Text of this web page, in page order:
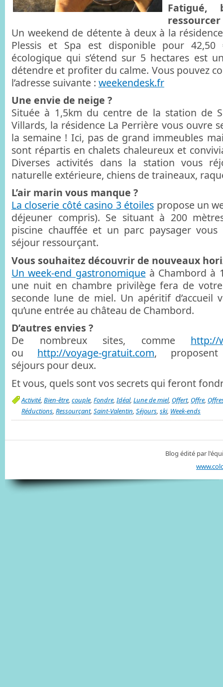
Fatigué,
ressourcer
Un weekend de détente à deux à la
Plessis et Spa est disponible pour 42,50
écologique qui s’étend sur 5 hectares est
détendre et profiter du calme. Vous pouvez
l’adresse suivante : weekendesk.fr
Une envie de neige ?
Située à 1,5km du centre de la station de
Villards, la résidence La Perrière vous ouvre
la semaine ! Ici, pas de grand immeubles
sont répartis en chalets chaleureux et
Diverses activités dans la station vous
naturelle extérieure, chiens de traineaux,
L’air marin vous manque ?
La closerie côté casino 3 étoiles propose un
déjeuner compris). Se situant à 200
piscine chauffée et un parc paysager
séjour ressourçant.
Vous souhaitez découvrir de nouveaux
Un week-end gastronomique à Chambord à
une nuit en chambre privilège fera de
seconde lune de miel. Un apéritif d’accueil
qu’une entrée au château de Chambord.
D’autres envies ?
De nombreux sites, comme http://
ou http://voyage-gratuit.com, proposent
séjours pour deux.
Et vous, quels sont vos secrets qui feront
Activité, Bien-être, couple, Fondre,Idéal, Lune de miel, Offert, Offre,
Réductions, Ressourçant, Saint-Valentin, Séjours, ski, Week-ends
Blog édité par